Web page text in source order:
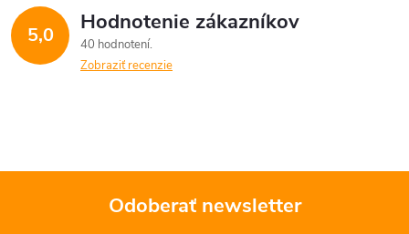
d
a
e
5,0 Hodnotenie zákazníkov
40 hodnotení
Zobraziť recenzie
Odoberať newsletter